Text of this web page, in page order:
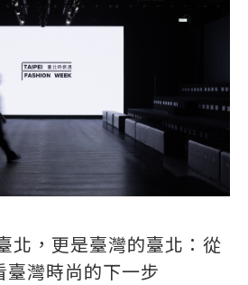
北，更是臺灣的臺北：從
灣時尚的下一步